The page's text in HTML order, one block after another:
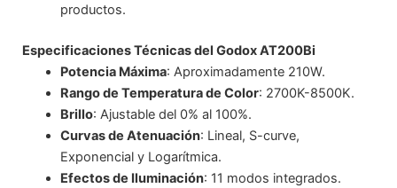
productos.
Especificaciones Técnicas del Godox AT200Bi
Potencia Máxima: Aproximadamente 210W.
Rango de Temperatura de Color: 2700K-8500K.
Brillo: Ajustable del 0% al 100%.
Curvas de Atenuación: Lineal, S-curve,
Exponencial y Logarítmica.
Efectos de Iluminación: 11 modos integrados.